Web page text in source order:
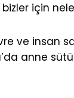
için
ve insan
anne